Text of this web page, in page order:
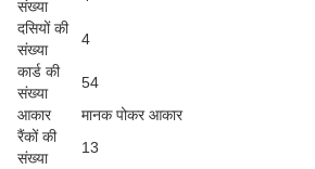
संख्या
दसियों की
संख्या
4
कार्ड की
संख्या
54
आकार
मानक पोकर आकार
रैंकों की
संख्या
13